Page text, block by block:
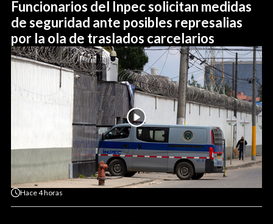
Funcionarios del Inpec solicitan medidas
de seguridad ante posibles represalias
por la ola de traslados carcelarios
Hace4 horas